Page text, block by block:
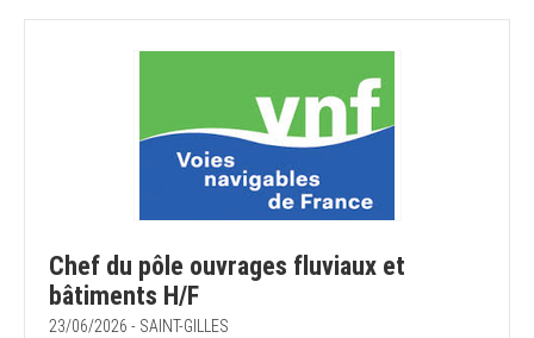
Chef du pôle ouvrages fluviaux et
bâtiments H/F
23/06/2026 - SAINT-GILLES